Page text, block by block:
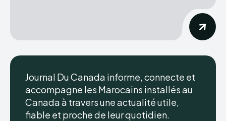
Journal Du Canada informe, connecte et
accompagne les Marocains installés au
Canada à travers une actualité utile,
fiable et proche de leur quotidien.